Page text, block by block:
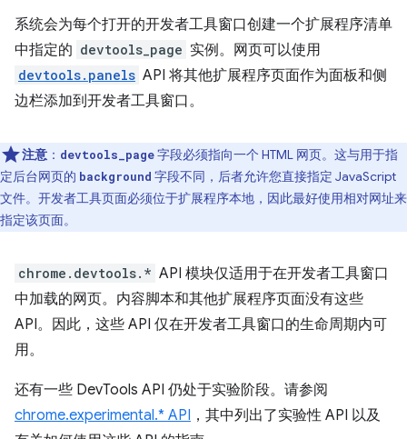
系统会为每个打开的开发者工具窗口创建一个扩展程序清单
中指定的 devtools_page 实例。网页可以使用
devtools.panels API 将其他扩展程序页面作为面板和侧
边栏添加到开发者工具窗口。
注意 ： devtools_page字段必须指向一个 HTML 网页。这与用于指
定后台网页的 background 字段不同，后者允许您直接指定 JavaScript
文件。开发者工具页面必须位于扩展程序本地，因此最好使用相对网址来
指定该页面。
chrome.devtools.* API 模块仅适用于在开发者工具窗口
中加载的网页。内容脚本和其他扩展程序页面没有这些
API。因此，这些 API 仅在开发者工具窗口的生命周期内可
用。
还有一些 DevTools API 仍处于实验阶段。请参阅
chrome.experimental.* API ，其中列出了实验性 API 以及